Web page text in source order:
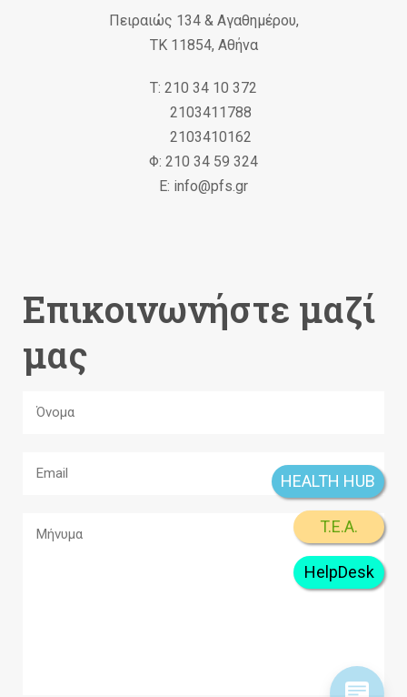
Πειραιώς 134 & Αγαθημέρου,
ΤΚ 11854, Αθήνα
Τ: 210 34 10 372
2103411788
2103410162
Φ: 210 34 59 324
Ε: info@pfs.gr
Επικοινωνήστε μαζί
μας
HelpDesk
T.E.A.
HEALTH HUB